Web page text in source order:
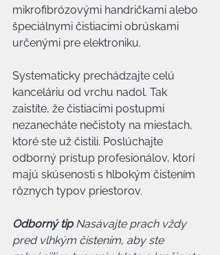
mikrofibrózovými handričkami alebo
špeciálnymi čistiacimi obrúskami
určenými pre elektroniku.
Systematicky prechádzajte celú
kanceláriu od vrchu nadol. Tak
zaistíte, že čistiacimi postupmi
nezanecháte nečistoty na miestach,
ktoré ste už čistili. Poslúchajte
odborný prístup profesionálov, ktorí
majú skúsenosti s hlbokým čistením
rôznych typov priestorov.
Odborný tip Nasávajte prach vždy
pred vlhkým čistením, aby ste